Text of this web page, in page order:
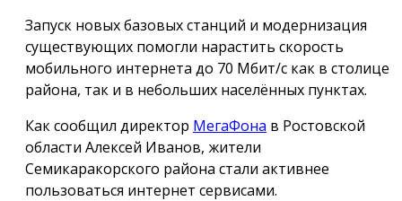
Запуск новых базовых станций и модернизация
существующих помогли нарастить скорость
мобильного интернета до 70 Мбит/с как в столице
района, так и в небольших населённых пунктах.
Как сообщил директор МегаФона в Ростовской
области Алексей Иванов, жители
Семикаракорского района стали активнее
пользоваться интернет сервисами.